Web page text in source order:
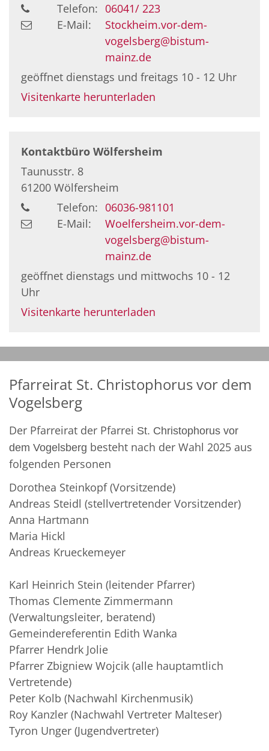
Telefon: 06041/ 223
E-Mail:
Stockheim.vor-dem-
vogelsberg@bistum-
mainz.de
geöffnet dienstags und freitags 10 - 12 Uhr
Visitenkarte herunterladen
Kontaktbüro Wölfersheim
Taunusstr. 8
61200 Wölfersheim
Telefon: 06036-981101
E-Mail:
Woelfersheim.vor-dem-
vogelsberg@bistum-
mainz.de
geöffnet dienstags und mittwochs 10 - 12
Uhr
Visitenkarte herunterladen
Pfarreirat St. Christophorus vor dem
Vogelsberg
Der Pfarreirat der Pfarrei St. Christophorus vor
dem Vogelsberg besteht nach der Wahl 2025 aus
folgenden Personen
Dorothea Steinkopf (Vorsitzende)
Andreas Steidl (stellvertretender Vorsitzender)
Anna Hartmann
Maria Hickl
Andreas Krueckemeyer
Karl Heinrich Stein (leitender Pfarrer)
Thomas Clemente Zimmermann
(Verwaltungsleiter, beratend)
Gemeindereferentin Edith Wanka
Pfarrer Hendrk Jolie
Pfarrer Zbigniew Wojcik (alle hauptamtlich
Vertretende)
Peter Kolb (Nachwahl Kirchenmusik)
Roy Kanzler (Nachwahl Vertreter Malteser)
Tyron Unger (Jugendvertreter)